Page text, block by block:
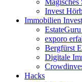
Magisches
Invest
Immobilien Invest
exporo
Bergfürst
Digitale
Hacks